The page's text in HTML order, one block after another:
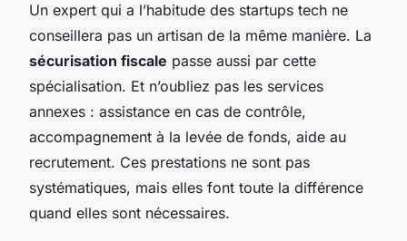
Un expert qui a l’habitude des startups tech ne
conseillera pas un artisan de la même manière. La
sécurisation fiscale passe aussi par cette
spécialisation. Et n’oubliez pas les services
annexes : assistance en cas de contrôle,
accompagnement à la levée de fonds, aide au
recrutement. Ces prestations ne sont pas
systématiques, mais elles font toute la différence
quand elles sont nécessaires.